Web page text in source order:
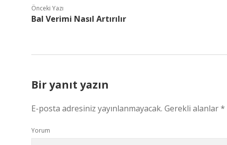
Önceki Yazı
Bal Verimi Nasıl Artırılır
Bir yanıt yazın
E-posta adresiniz yayınlanmayacak. Gerekli alanlar*
Yorum